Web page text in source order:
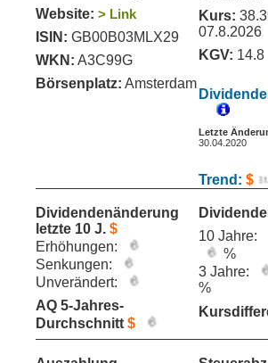
Website: > Link
ISIN: GB00B03MLX29
WKN: A3C99G
Börsenplatz: Amsterdam
Kurs:
07.8.2026
KGV: 14.8
Letzte
30.04.2020
Trend: $
Dividendenänderung
letzte 10 J. $
Erhöhungen:
Senkungen:
Unverändert:
AQ 5-Jahres-
Durchschnitt $
10 Jahre:
%
3 Jahre:
%